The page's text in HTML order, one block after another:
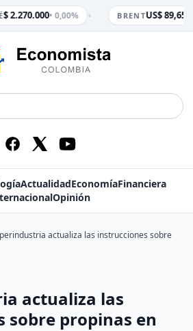
$ 2.270.000• 0,00% BRENT US$ 89,65•
ActualidadEconomíaFinanciera
Opinión
actualiza las instrucciones sobre
actualiza las
sobre propinas en